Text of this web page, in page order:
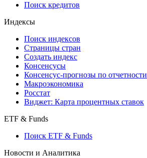
Поиск кредитов
Индексы
Поиск индексов
Страницы стран
Создать индекс
Консенсусы
Консенсус-прогнозы по отчетности
Макроэкономика
Росстат
Виджет: Карта процентных ставок
ETF & Funds
Поиск ETF & Funds
Новости и Аналитика